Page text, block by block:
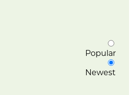
Popular
Newest